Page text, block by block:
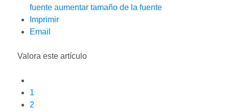
fuente aumentar tamaño de la fuente
Imprimir
Email
Valora este artículo
1
2